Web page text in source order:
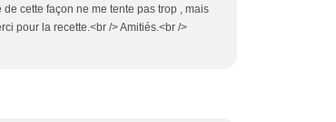
cette façon ne me tente pas trop , mais
pour la recette.<br /> Amitiés.<br />